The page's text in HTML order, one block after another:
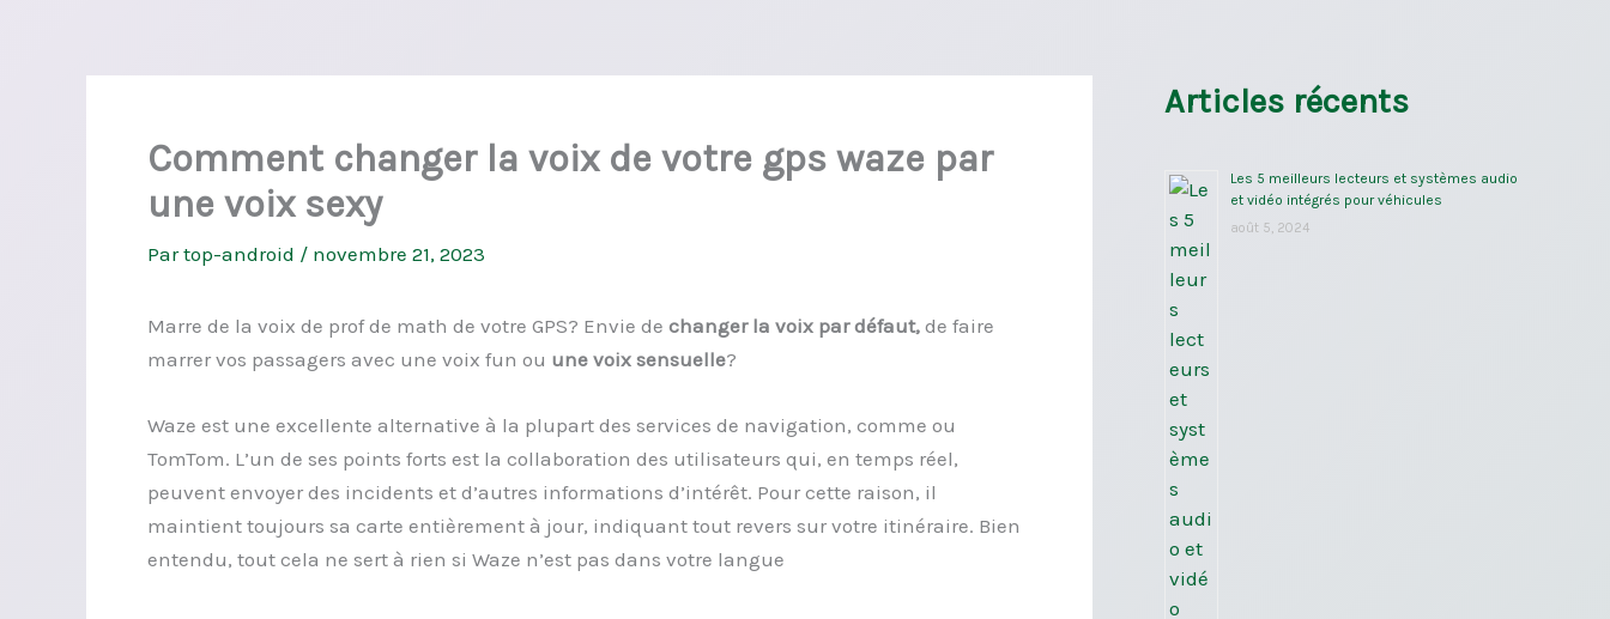
Comment changer la voix de votre gps waze par
une voix sexy
Partop-android / novembre 21, 2023
Marre de la voix de prof de math de votre GPS? Envie de changer la voix par défaut, de faire
marrer vos passagers avec une voix fun ou une voix sensuelle?
Waze est une excellente alternative à la plupart des services de navigation, comme ou
TomTom. L’un de ses points forts est la collaboration des utilisateurs qui, en temps réel,
peuvent envoyer des incidents et d’autres informations d’intérêt. Pour cette raison, il
maintient toujours sa carte entièrement à jour, indiquant tout revers sur votre itinéraire. Bien
entendu, tout cela ne sert à rien si Waze n’est pas dans votre langue
Articles récents
Les 5 meilleurs lecteurs et systèmes audio
et vidéo intégrés pour véhicules
août 5, 2024